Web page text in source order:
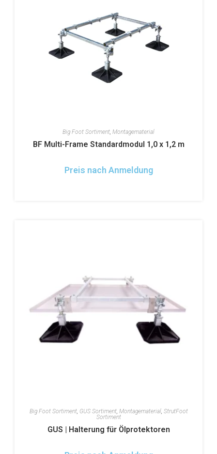
Big Foot Sortiment, Montagematerial
BF Multi-Frame Standardmodul 1,0 x 1,2 m
Preis nach Anmeldung
Big Foot Sortiment, GUS Sortiment, Montagematerial, StrutFoot
Sortiment
GUS | Halterung für Ölprotektoren